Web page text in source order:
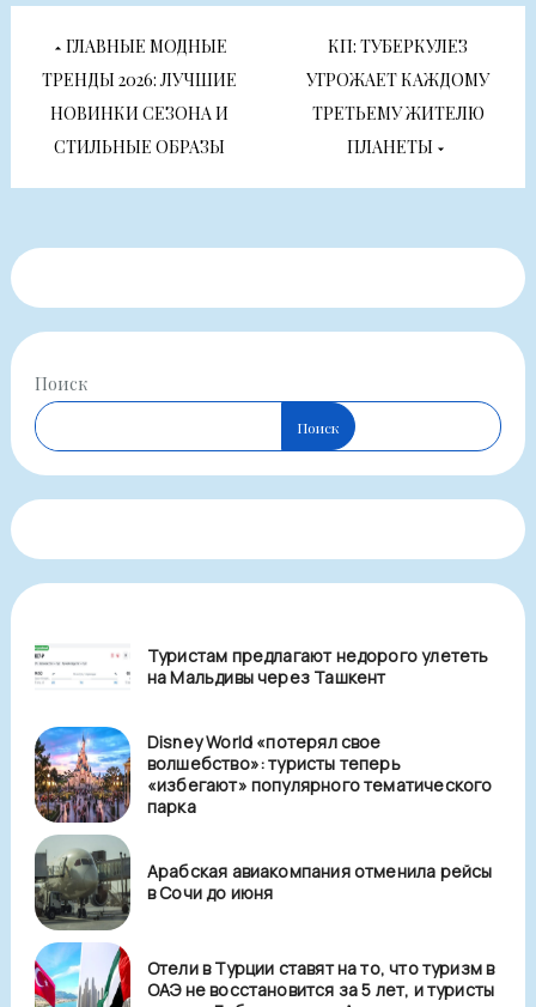
Навигация
по
записям
ГЛАВНЫЕ МОДНЫЕ
ТРЕНДЫ 2026: ЛУЧШИЕ
НОВИНКИ СЕЗОНА И
СТИЛЬНЫЕ ОБРАЗЫ
КП: ТУБЕРКУЛЕЗ
УГРОЖАЕТ КАЖДОМУ
ТРЕТЬЕМУ ЖИТЕЛЮ
ПЛАНЕТЫ
Поиск
Поиск
Туристам предлагают недорого улететь
на Мальдивы через Ташкент
Disney World «потерял свое
волшебство»: туристы теперь
«избегают» популярного тематического
парка
Арабская авиакомпания отменила рейсы
в Сочи до июня
Отели в Турции ставят на то, что туризм в
ОАЭ не восстановится за 5 лет, и туристы